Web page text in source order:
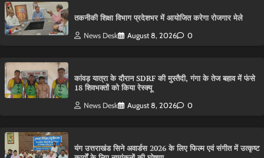
तकनीकी शिक्षा विभाग प्रदेशभर में आयोजित करेगा रोजगार मेले
News Desk August 8, 2026 0
कांवड़ यात्रा के दौरान SDRF की मुस्तैदी, गंगा के तेज बहाव में फंसे
18 शिवभक्तों को किया रेस्क्यू
News Desk August 8, 2026 0
यंग उत्तराखंड सिने अवार्डस 2026 के लिए फिल्म एवं संगीत में उत्कृष्ट